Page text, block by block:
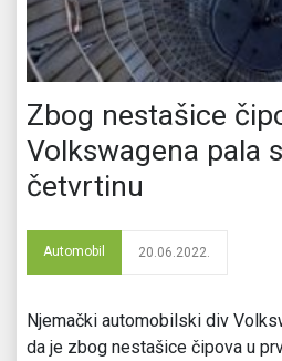
Zbog nestašice
Volkswagena pala
četvrtinu
Automobil 20.06.2022.
Njemački automobilski div
da je zbog nestašice čipova u